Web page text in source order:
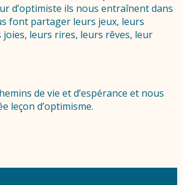
d’optimiste ils nous entraînent dans
font partager leurs jeux, leurs
leurs rires, leurs rêves, leur
de vie et d’espérance et nous
leçon d’optimisme.